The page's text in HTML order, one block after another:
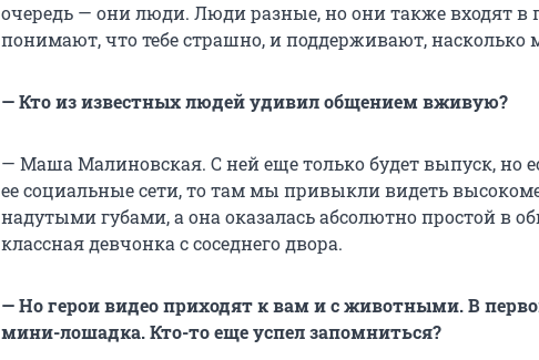
очередь — они люди. Люди разные, но они также входят в
понимают, что тебе страшно, и поддерживают, насколько
— Кто из известных людей удивил общением вживую?
— Маша Малиновская. С ней еще только будет выпуск, но
ее социальные сети, то там мы привыкли видеть
надутыми губами, а она оказалась абсолютно простой в
классная девчонка с соседнего двора.
— Но герои видео приходят к вам и с животными. В
мини-лошадка. Кто-то еще успел запомниться?